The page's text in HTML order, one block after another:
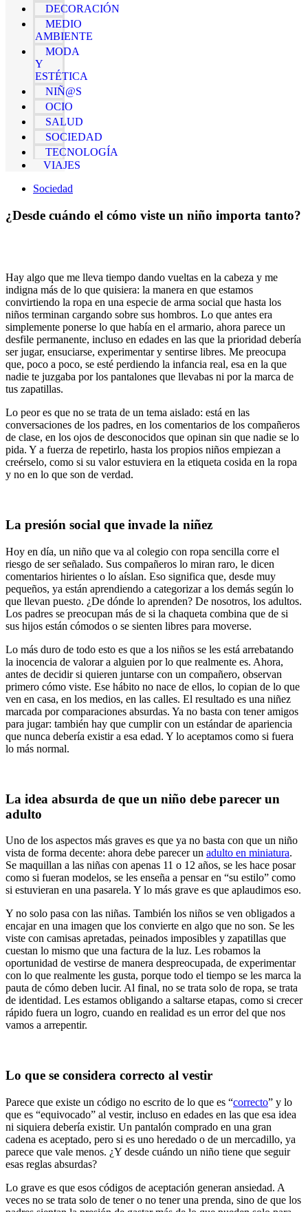
DECORACIÓN
MEDIO
AMBIENTE
MODA
Y
ESTÉTICA
NIÑ@S
OCIO
SALUD
SOCIEDAD
TECNOLOGÍA
VIAJES
Sociedad
¿Desde cuándo el cómo viste un niño importa tanto?
Hay algo que me lleva tiempo dando vueltas en la cabeza y me
indigna más de lo que quisiera: la manera en que estamos
convirtiendo la ropa en una especie de arma social que hasta los
niños terminan cargando sobre sus hombros. Lo que antes era
simplemente ponerse lo que había en el armario, ahora parece un
desfile permanente, incluso en edades en las que la prioridad debería
ser jugar, ensuciarse, experimentar y sentirse libres. Me preocupa
que, poco a poco, se esté perdiendo la infancia real, esa en la que
nadie te juzgaba por los pantalones que llevabas ni por la marca de
tus zapatillas.
Lo peor es que no se trata de un tema aislado: está en las
conversaciones de los padres, en los comentarios de los compañeros
de clase, en los ojos de desconocidos que opinan sin que nadie se lo
pida. Y a fuerza de repetirlo, hasta los propios niños empiezan a
creérselo, como si su valor estuviera en la etiqueta cosida en la ropa
y no en lo que son de verdad.
La presión social que invade la niñez
Hoy en día, un niño que va al colegio con ropa sencilla corre el
riesgo de ser señalado. Sus compañeros lo miran raro, le dicen
comentarios hirientes o lo aíslan. Eso significa que, desde muy
pequeños, ya están aprendiendo a categorizar a los demás según lo
que llevan puesto. ¿De dónde lo aprenden? De nosotros, los adultos.
Los padres se preocupan más de si la chaqueta combina que de si
sus hijos están cómodos o se sienten libres para moverse.
Lo más duro de todo esto es que a los niños se les está arrebatando
la inocencia de valorar a alguien por lo que realmente es. Ahora,
antes de decidir si quieren juntarse con un compañero, observan
primero cómo viste. Ese hábito no nace de ellos, lo copian de lo que
ven en casa, en los medios, en las calles. El resultado es una niñez
marcada por comparaciones absurdas. Ya no basta con tener amigos
para jugar: también hay que cumplir con un estándar de apariencia
que nunca debería existir a esa edad. Y lo aceptamos como si fuera
lo más normal.
La idea absurda de que un niño debe parecer un
adulto
Uno de los aspectos más graves es que ya no basta con que un niño
vista de forma decente: ahora debe parecer un adulto en miniatura.
Se maquillan a las niñas con apenas 11 o 12 años, se les hace posar
como si fueran modelos, se les enseña a pensar en “su estilo” como
si estuvieran en una pasarela. Y lo más grave es que aplaudimos eso.
Y no solo pasa con las niñas. También los niños se ven obligados a
encajar en una imagen que los convierte en algo que no son. Se les
viste con camisas apretadas, peinados imposibles y zapatillas que
cuestan lo mismo que una factura de la luz. Les robamos la
oportunidad de vestirse de manera despreocupada, de experimentar
con lo que realmente les gusta, porque todo el tiempo se les marca la
pauta de cómo deben lucir. Al final, no se trata solo de ropa, se trata
de identidad. Les estamos obligando a saltarse etapas, como si crecer
rápido fuera un logro, cuando en realidad es un error del que nos
vamos a arrepentir.
Lo que se considera correcto al vestir
Parece que existe un código no escrito de lo que es “correcto” y lo
que es “equivocado” al vestir, incluso en edades en las que esa idea
ni siquiera debería existir. Un pantalón comprado en una gran
cadena es aceptado, pero si es uno heredado o de un mercadillo, ya
parece que vale menos. ¿Y desde cuándo un niño tiene que seguir
esas reglas absurdas?
Lo grave es que esos códigos de aceptación generan ansiedad. A
veces no se trata solo de tener o no tener una prenda, sino de que los